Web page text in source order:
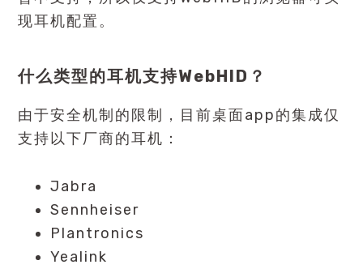
现耳机配置。
什么类型的耳机支持WebHID？
由于安全机制的限制，目前桌面app的集成仅
支持以下厂商的耳机：
Jabra
Sennheiser
Plantronics
Yealink